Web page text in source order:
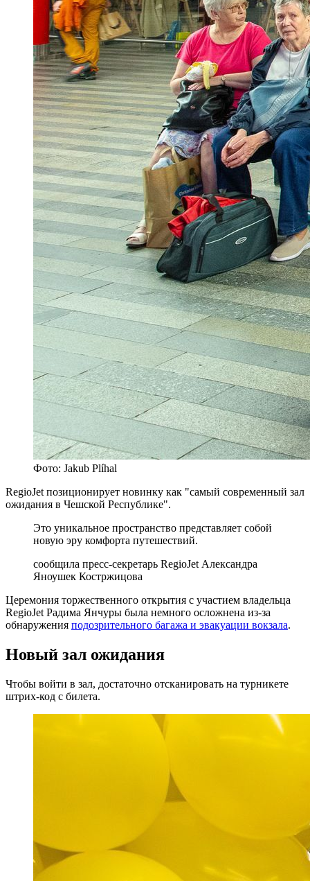
Фото: Jakub Plíhal
RegioJet позиционирует новинку как "самый современный зал
ожидания в Чешской Республике".
Это уникальное пространство представляет собой
новую эру комфорта путешествий.
сообщила пресс-секретарь RegioJet Александра
Яноушек Костржицова
Церемония торжественного открытия с участием владельца
RegioJet Радима Янчуры была немного осложнена из-за
обнаружения подозрительного багажа и эвакуации вокзала.
Новый зал ожидания
Чтобы войти в зал, достаточно отсканировать на турникете
штрих-код с билета.